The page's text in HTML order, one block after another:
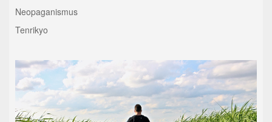
Neopaganismus
Tenrikyo